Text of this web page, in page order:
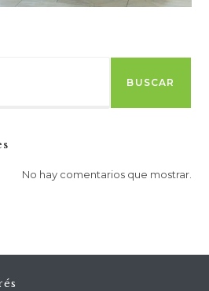
BUSCAR
No hay comentarios que mostrar.